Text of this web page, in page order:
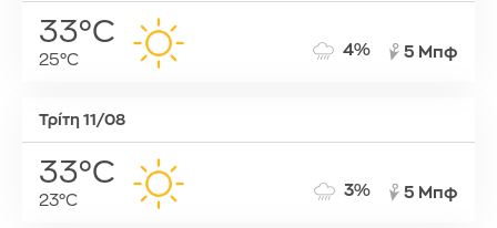
33°C
25°C
4% 5 Μπφ
Τρίτη 11/08
33°C
23°C
3% 5 Μπφ